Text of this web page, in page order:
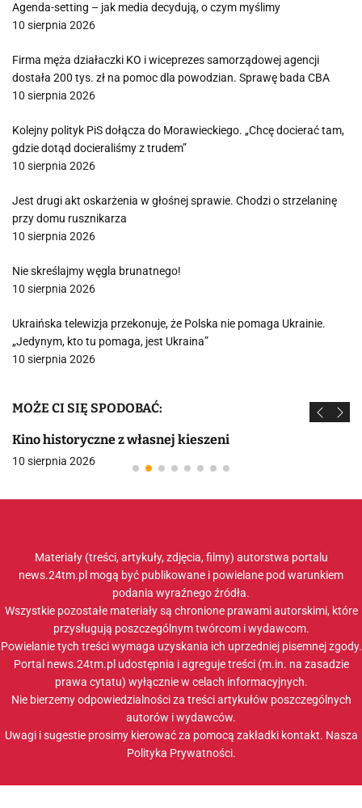
Agenda-setting – jak media decydują, o czym myślimy
10 sierpnia 2026
Firma męża działaczki KO i wiceprezes samorządowej agencji
dostała 200 tys. zł na pomoc dla powodzian. Sprawę bada CBA
10 sierpnia 2026
Kolejny polityk PiS dołącza do Morawieckiego. „Chcę docierać tam,
gdzie dotąd docieraliśmy z trudem”
10 sierpnia 2026
Jest drugi akt oskarżenia w głośnej sprawie. Chodzi o strzelaninę
przy domu rusznikarza
10 sierpnia 2026
Nie skreślajmy węgla brunatnego!
10 sierpnia 2026
Ukraińska telewizja przekonuje, że Polska nie pomaga Ukrainie.
„Jedynym, kto tu pomaga, jest Ukraina”
10 sierpnia 2026
MOŻE CI SIĘ SPODOBAĆ:
Kino historyczne z własnej kieszeni
10 sierpnia 2026
Materiały (treści, artykuły, zdjęcia, filmy) autorstwa portalu
news.24tm.pl mogą być publikowane i powielane pod warunkiem
podania wyraźnego źródła.
Wszystkie pozostałe materiały są chronione prawami autorskimi, które
przysługują poszczególnym twórcom i wydawcom.
Powielanie tych treści wymaga uzyskania ich uprzedniej pisemnej zgody.
Portal news.24tm.pl udostępnia i agreguje treści (m.in. na zasadzie
prawa cytatu) wyłącznie w celach informacyjnych.
Nie bierzemy odpowiedzialności za treści artykułów poszczególnych
autorów i wydawców.
Uwagi i sugestie prosimy kierować za pomocą zakładki kontakt. Nasza
Polityka Prywatności.